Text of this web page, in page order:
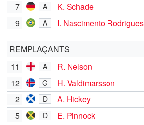
7
A K. Schade
9 A I. Nascimento Rodrigues
REMPLAÇANTS
11
A R. Nelson
12 G
H. Valdimarsson
2
D
A. Hickey
5
D
E. Pinnock